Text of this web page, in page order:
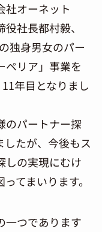
社オーネット
社長都村毅、
独身男女のパー
ペリア」事業を
年目となりまし
のパートナー探
したが、今後もス
しの実現にむけ
てまいります。
一つであります